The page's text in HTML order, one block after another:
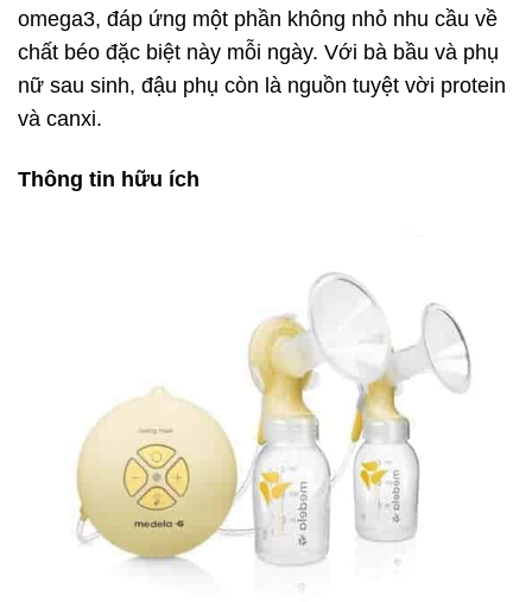
omega3, đáp ứng một phần không nhỏ nhu cầu về
chất béo đặc biệt này mỗi ngày. Với bà bầu và phụ
nữ sau sinh, đậu phụ còn là nguồn tuyệt vời protein
và canxi.
Thông tin hữu ích